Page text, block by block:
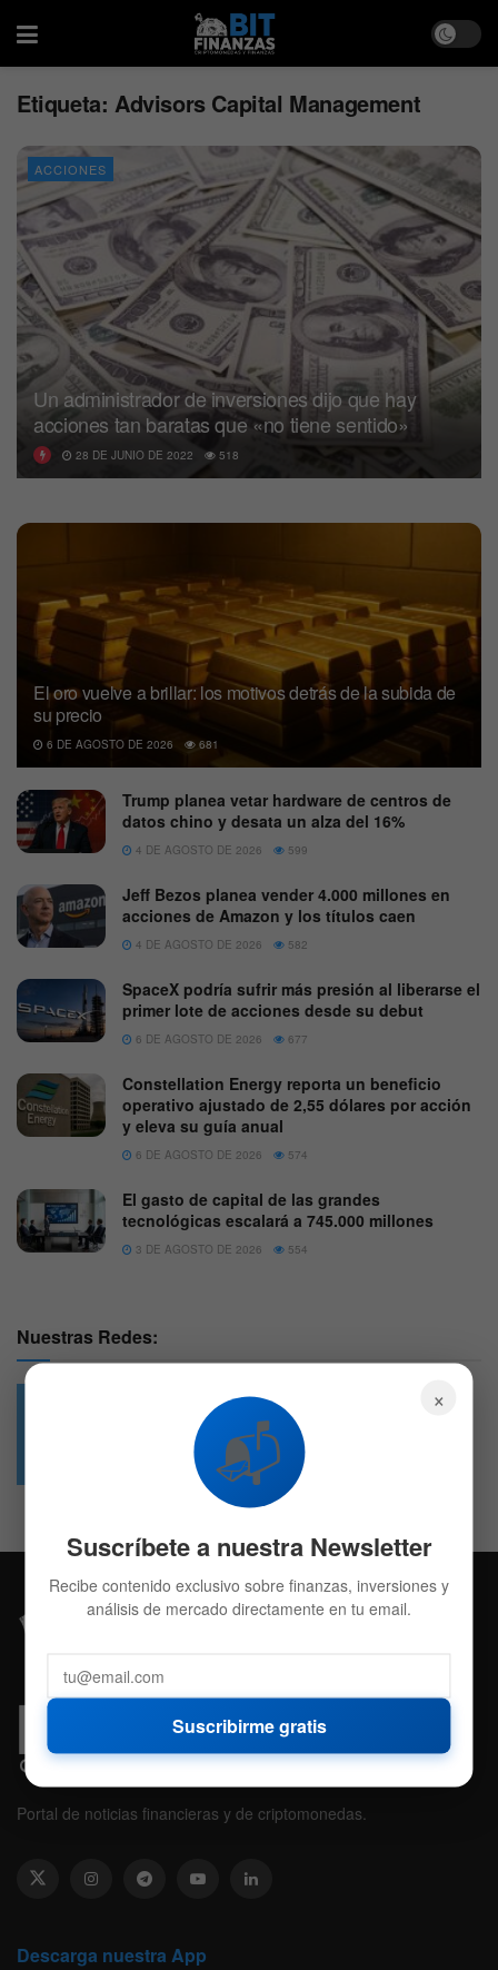
Etiqueta: Advisors Capital Management
ACCIONES
Un administrador de inversiones dijo que hay
acciones tan baratas que «no tiene sentido»
28 DE JUNIO DE 2022 518
El oro vuelve a brillar: los motivos detrás de la subida de
su precio
6 DE AGOSTO DE 2026 681
Trump planea vetar hardware de centros de
datos chino y desata un alza del 16%
4 DE AGOSTO DE 2026 599
Jeff Bezos planea vender 4.000 millones en
acciones de Amazon y los títulos caen
4 DE AGOSTO DE 2026 582
SpaceX podría sufrir más presión al liberarse el
primer lote de acciones desde su debut
6 DE AGOSTO DE 2026 677
Constellation Energy reporta un beneficio
operativo ajustado de 2,55 dólares por acción
y eleva su guía anual
6 DE AGOSTO DE 2026 574
El gasto de capital de las grandes
tecnológicas escalará a 745.000 millones
3 DE AGOSTO DE 2026 554
Nuestras Redes:
4.7k
Followers
Portal de noticias financieras y de criptomonedas.
Descarga nuestra App
×
📬
Suscríbete a nuestra Newsletter
Recibe contenido exclusivo sobre finanzas, inversiones y
análisis de mercado directamente en tu email.
Suscribirme gratis